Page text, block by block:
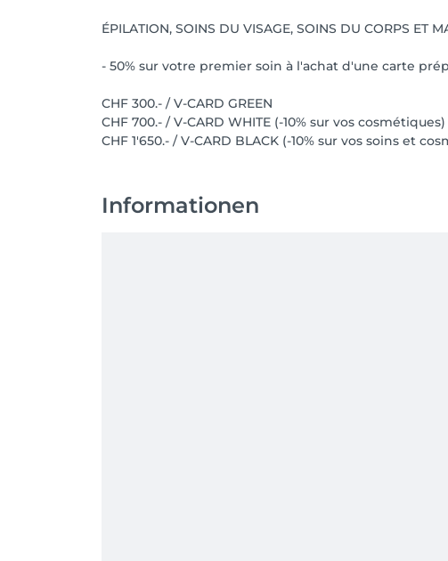
ÉPILATION, SOINS DU VISAGE, SOINS DU CORPS ET
- 50% sur votre premier soin à l'achat d'une carte
CHF 300.- / V-CARD GREEN
CHF 700.- / V-CARD WHITE (-10% sur vos cosmétiques)
CHF 1'650.- / V-CARD BLACK (-10% sur vos soins et
Informationen